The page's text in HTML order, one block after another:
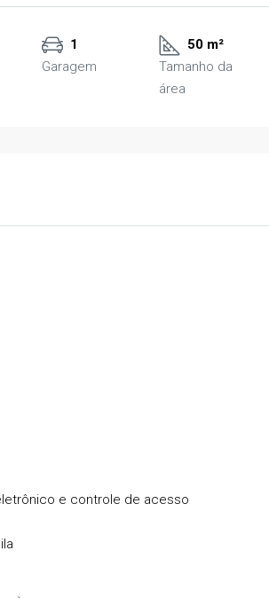
1
Garagem
50 m²
Tamanho da
área
e controle de acesso
– ÁREA